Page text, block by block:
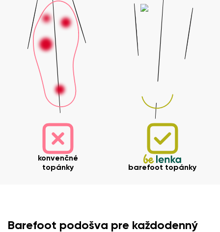
konvenčné
topánky
barefoot topánky
Barefoot podošva pre každodenný